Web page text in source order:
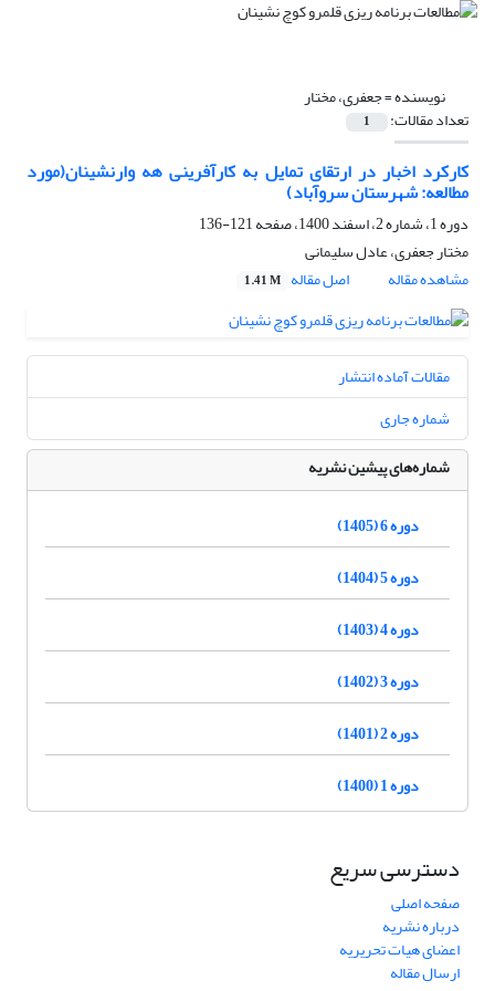
نویسنده =جعفری، مختار
تعداد مقالات: 1
کارکرد اخبار در ارتقای تمایل به کارآفرینی هه وارنشینان(مورد
مطالعه: شهرستان سروآباد)
دوره 1، شماره 2، اسفند 1400، صفحه
121-136
مختار جعفری، عادل سلیمانی
مشاهده مقاله
اصل مقاله 1.41 M
مقالات آماده انتشار
شماره جاری
شماره‌های پیشین نشریه
دوره 6 (1405)
دوره 5 (1404)
دوره 4 (1403)
دوره 3 (1402)
دوره 2 (1401)
دوره 1 (1400)
دسترسی سریع
صفحه اصلی
درباره نشریه
اعضای هیات تحریریه
ارسال مقاله